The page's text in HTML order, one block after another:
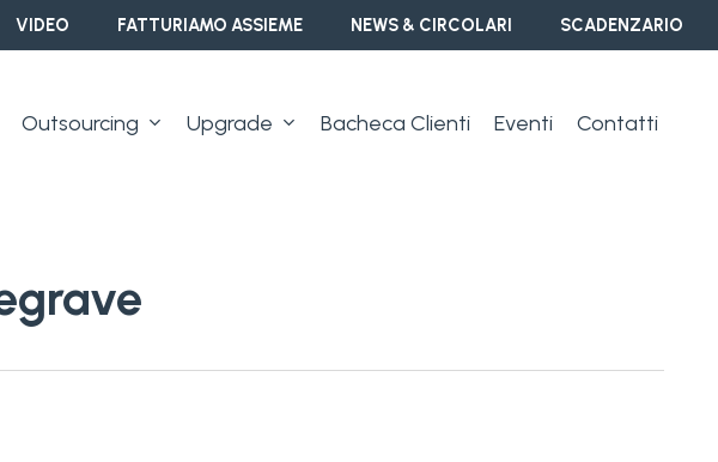
VIDEO FATTURIAMO ASSIEME NEWS & CIRCOLARI SCADENZARIO
Outsourcing Upgrade Bacheca Clienti Eventi Contatti